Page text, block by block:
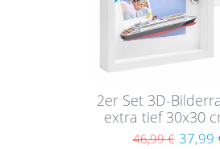
2er Set 3D-
extra tief 30x30
Passepartout,
46,99 € 37,99